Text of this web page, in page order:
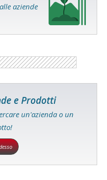
aziende
e Prodotti
un'azienda o un